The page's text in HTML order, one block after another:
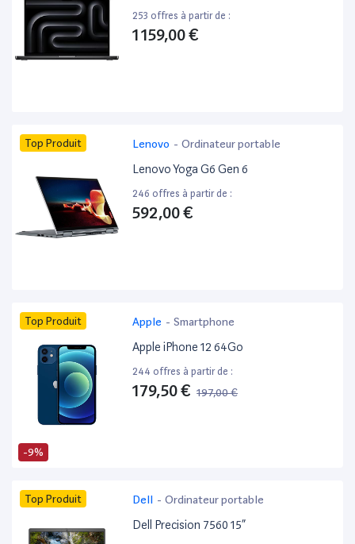
253 offres à partir de :
1 159,00 €
Top Produit Lenovo - Ordinateur portable
Lenovo Yoga G6 Gen 6
246 offres à partir de :
592,00 €
-9%
Top Produit Apple - Smartphone
Apple iPhone 12 64Go
244 offres à partir de :
179,50 € 197,00 €
Top Produit Dell - Ordinateur portable
Dell Precision 7560 15”